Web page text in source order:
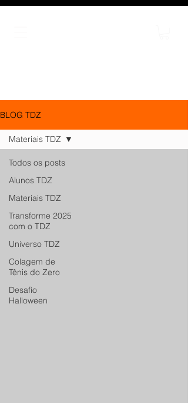
BLOG TDZ
Todos os posts
Alunos TDZ
Materiais TDZ
Transforme 2025
com o TDZ
Universo TDZ
Colagem de
Tênis do Zero
Desafio
Halloween
Materiais TDZ